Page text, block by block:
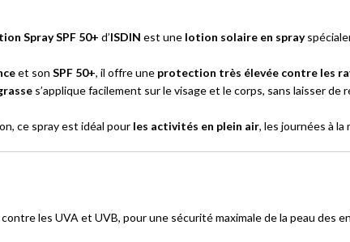
Spray SPF 50+ d’ISDIN est une lotion solaire en spray
et son SPF 50+, il offre une protection très élevée contre les
s’applique facilement sur le visage et le corps, sans laisser
ce spray est idéal pour les activités en plein air, les journées à la
contre les UVA et UVB, pour une sécurité maximale de la peau des